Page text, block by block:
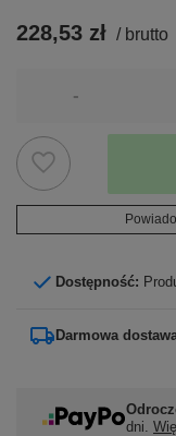
228,53 zł / brutto
-
Dostępność:
Darmowa
dni.